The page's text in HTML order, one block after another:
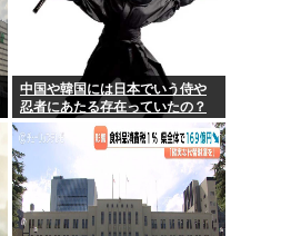
中国や韓国には日本でいう侍や
忍者にあたる存在っていたの？